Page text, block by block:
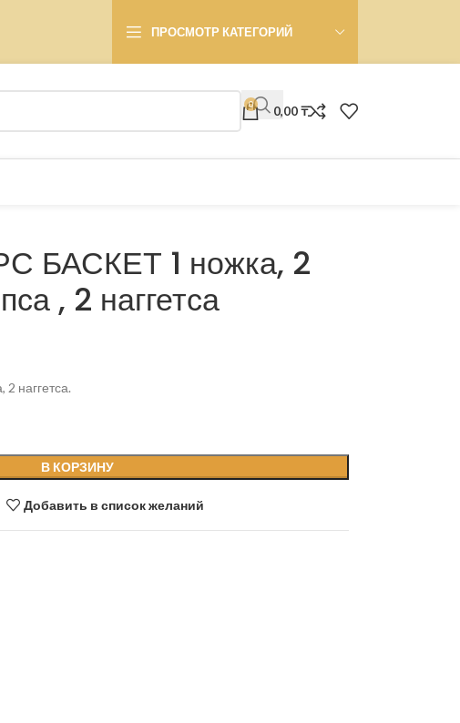
ПРОСМОТР КАТЕГОРИЙ
0 0,00₸
БАСКЕТ 1 ножка, 2
, 2 наггетса
наггетса.
В КОРЗИНУ
Добавить в список желаний